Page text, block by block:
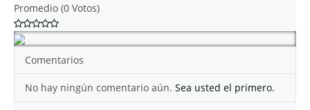
Promedio (0 Votos)
Comentarios
No hay ningún comentario aún. Sea usted el primero.